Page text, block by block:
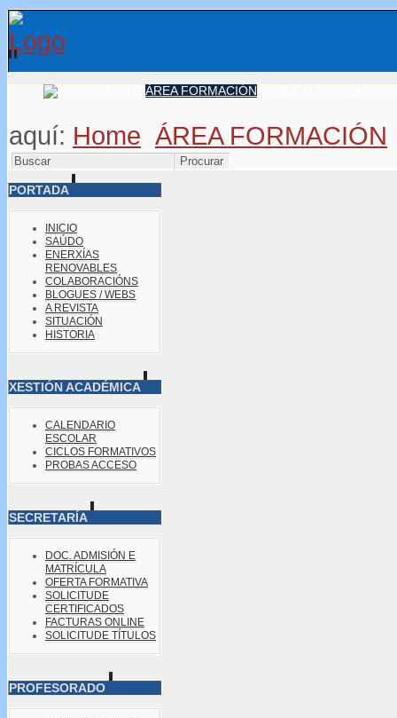
ÁREA FORMACIÓN
aquí: Home ÁREA FORMACIÓN
PORTADA
INICIO
SAÚDO
ENERXÍAS
RENOVABLES
COLABORACIÓNS
BLOGUES / WEBS
A REVISTA
SITUACIÓN
HISTORIA
XESTIÓN ACADÉMICA
CALENDARIO
ESCOLAR
CICLOS FORMATIVOS
PROBAS ACCESO
SECRETARÍA
DOC. ADMISIÓN E
MATRÍCULA
OFERTA FORMATIVA
SOLICITUDE
CERTIFICADOS
FACTURAS ONLINE
SOLICITUDE TÍTULOS
PROFESORADO